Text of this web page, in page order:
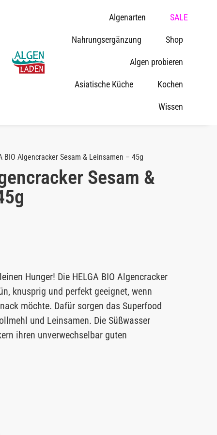
Algenarten SALE
Nahrungsergänzung Shop
Algen probieren
Asiatische Küche Kochen
Wissen
BIO Algencracker Sesam & Leinsamen – 45g
Sesam &
Hunger! Die HELGA BIO Algencracker
knusprig und perfekt geeignet, wenn
möchte. Dafür sorgen das Superfood
und Leinsamen. Die Süßwasser
ihren unverwechselbar guten